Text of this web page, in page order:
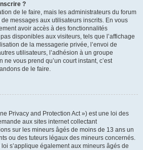
?
de le faire, mais les administrateurs du forum
messages aux utilisateurs inscrits. En vous
avoir accès à des fonctionnalités
disponibles aux visiteurs, tels que l’affichage
de la messagerie privée, l’envoi de
utilisateurs, l’adhésion à un groupe
ne vous prend qu’un court instant, c’est
de le faire.
Privacy and Protection Act ») est une loi des
aux sites internet collectant
sur les mineurs âgés de moins de 13 ans un
ou des tuteurs légaux des mineurs concernés.
s’applique également aux mineurs âgés de